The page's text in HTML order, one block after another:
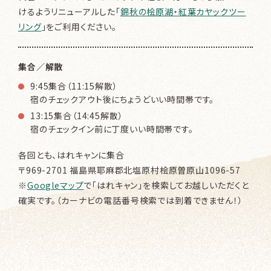
けるようリニューアルした「錦秋の桧原湖・紅葉カヤックツー
リング」をご利用ください。
集合／解散
9:45集合（11:15解散）
宿のチェックアウト後にちょうどいい時間帯です。
13:15集合（14:45解散）
宿のチェックイン前に丁度いい時間帯です。
各回とも、 はれキャンに集合
〒969-2701 福島県耶麻郡北塩原村桧原曽原山1096-57
※Googleマップで「はれキャン」を検索してお越しいただくと
確実です。（カーナビの電話番号検索では到着できません！）